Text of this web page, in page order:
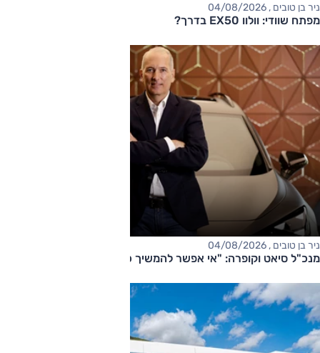
ניר בן טובים , 04/08/2026
מפתח שוודי: וולוו EX50 בדרך?
ניר בן טובים , 04/08/2026
מנכ"ל סיאט וקופרה: "אי אפשר להמשיך כך"